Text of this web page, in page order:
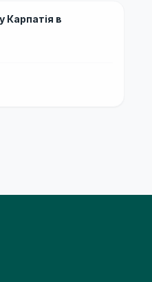
Карпатія в